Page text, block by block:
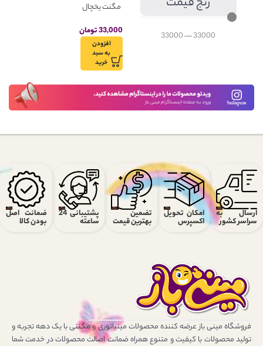
33000
—
33000
مگنت یخچال
قوطی نوشابه
فانتا
33,000تومان
افزودن
به سبد
خرید
ارسال به
سراسر کشور
امکان تحویل
اکسپرس
تضمین
بهترین قیمت
پشتیبانی 24
ساعته
ضمانت اصل
بودن کالا
فروشگاه مینی باز عرضه کننده محصولات مینیاتوری و مگنتی با یک دهه تجربه و
تولید محصولات با کیفیت و متنوع همراه ضمانت اصالت محصولات در خدمت شما